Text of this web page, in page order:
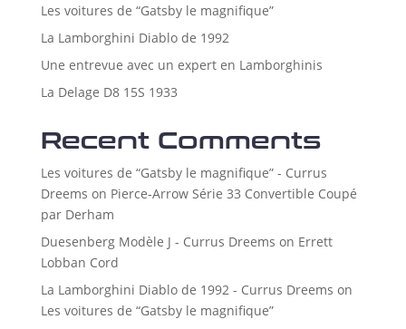
Les voitures de “Gatsby le magnifique”
La Lamborghini Diablo de 1992
Une entrevue avec un expert en Lamborghinis
La Delage D8 15S 1933
Recent Comments
Les voitures de “Gatsby le magnifique” - Currus
Dreems on Pierce-Arrow Série 33 Convertible Coupé
par Derham
Duesenberg Modèle J - Currus Dreems on Errett
Lobban Cord
La Lamborghini Diablo de 1992 - Currus Dreems on
Les voitures de “Gatsby le magnifique”